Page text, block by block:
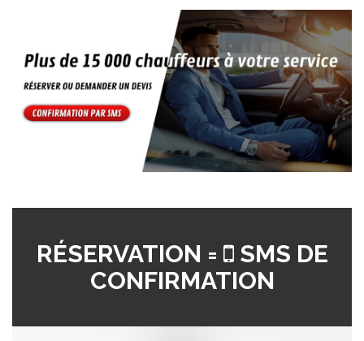
RÉSERVATION =
SMS DE
CONFIRMATION